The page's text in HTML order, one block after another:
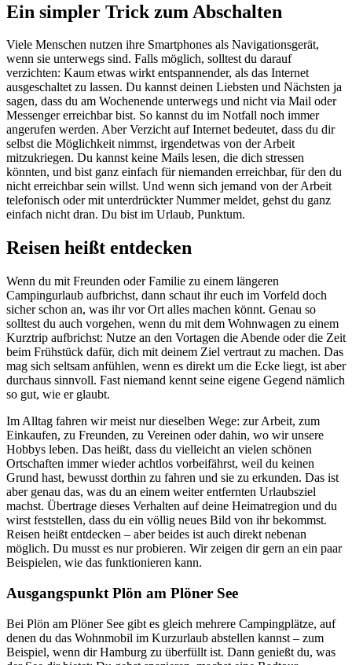
Ein simpler Trick zum Abschalten
Viele Menschen nutzen ihre Smartphones als Navigationsgerät,
wenn sie unterwegs sind. Falls möglich, solltest du darauf
verzichten: Kaum etwas wirkt entspannender, als das Internet
ausgeschaltet zu lassen. Du kannst deinen Liebsten und Nächsten ja
sagen, dass du am Wochenende unterwegs und nicht via Mail oder
Messenger erreichbar bist. So kannst du im Notfall noch immer
angerufen werden. Aber Verzicht auf Internet bedeutet, dass du dir
selbst die Möglichkeit nimmst, irgendetwas von der Arbeit
mitzukriegen. Du kannst keine Mails lesen, die dich stressen
könnten, und bist ganz einfach für niemanden erreichbar, für den du
nicht erreichbar sein willst. Und wenn sich jemand von der Arbeit
telefonisch oder mit unterdrückter Nummer meldet, gehst du ganz
einfach nicht dran. Du bist im Urlaub, Punktum.
Reisen heißt entdecken
Wenn du mit Freunden oder Familie zu einem längeren
Campingurlaub aufbrichst, dann schaut ihr euch im Vorfeld doch
sicher schon an, was ihr vor Ort alles machen könnt. Genau so
solltest du auch vorgehen, wenn du mit dem Wohnwagen zu einem
Kurztrip aufbrichst: Nutze an den Vortagen die Abende oder die Zeit
beim Frühstück dafür, dich mit deinem Ziel vertraut zu machen. Das
mag sich seltsam anfühlen, wenn es direkt um die Ecke liegt, ist aber
durchaus sinnvoll. Fast niemand kennt seine eigene Gegend nämlich
so gut, wie er glaubt.
Im Alltag fahren wir meist nur dieselben Wege: zur Arbeit, zum
Einkaufen, zu Freunden, zu Vereinen oder dahin, wo wir unsere
Hobbys leben. Das heißt, dass du vielleicht an vielen schönen
Ortschaften immer wieder achtlos vorbeifährst, weil du keinen
Grund hast, bewusst dorthin zu fahren und sie zu erkunden. Das ist
aber genau das, was du an einem weiter entfernten Urlaubsziel
machst. Übertrage dieses Verhalten auf deine Heimatregion und du
wirst feststellen, dass du ein völlig neues Bild von ihr bekommst.
Reisen heißt entdecken – aber beides ist auch direkt nebenan
möglich. Du musst es nur probieren. Wir zeigen dir gern an ein paar
Beispielen, wie das funktionieren kann.
Ausgangspunkt Plön am Plöner See
Bei Plön am Plöner See gibt es gleich mehrere Campingplätze, auf
denen du das Wohnmobil im Kurzurlaub abstellen kannst – zum
Beispiel, wenn dir Hamburg zu überfüllt ist. Dann genießt du, was